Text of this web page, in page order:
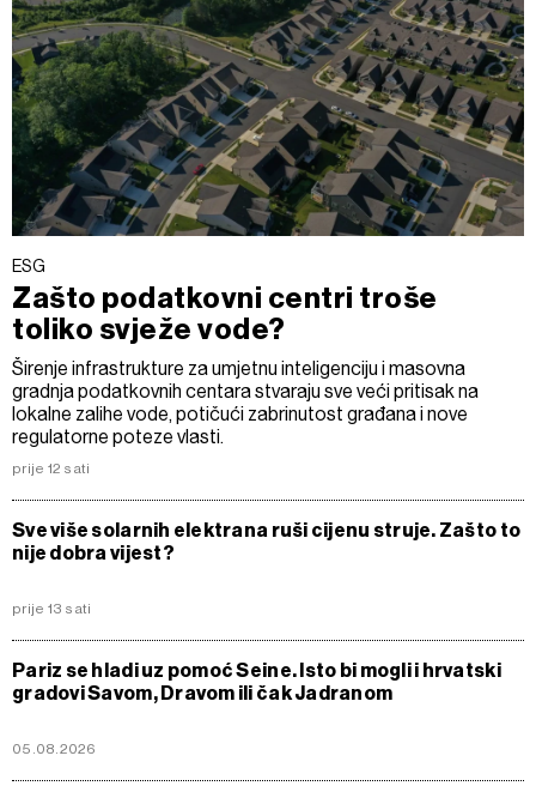
ESG
Zašto podatkovni centri troše
toliko svježe vode?
Širenje infrastrukture za umjetnu inteligenciju i masovna
gradnja podatkovnih centara stvaraju sve veći pritisak na
lokalne zalihe vode, potičući zabrinutost građana i nove
regulatorne poteze vlasti.
prije 12 sati
Sve više solarnih elektrana ruši cijenu struje. Zašto to
nije dobra vijest?
prije 13 sati
Pariz se hladi uz pomoć Seine. Isto bi mogli i hrvatski
gradovi Savom, Dravom ili čak Jadranom
05.08.2026